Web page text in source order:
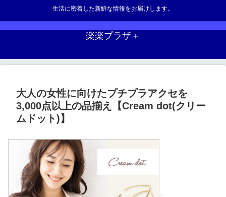
生活に密着した新鮮な情報をお届けします。
楽楽プラザ＋
大人の女性に向けたプチプラアクセを
3,000点以上の品揃え【Cream dot(クリー
ムドット)】